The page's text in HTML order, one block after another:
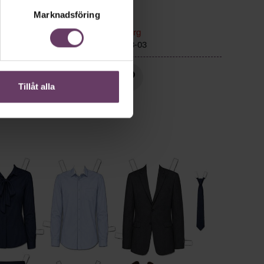
Marknadsföring
Tillåt alla
än
Ledarskap
Text:Fredrik Kullberg
Publicerad
2026-08-03